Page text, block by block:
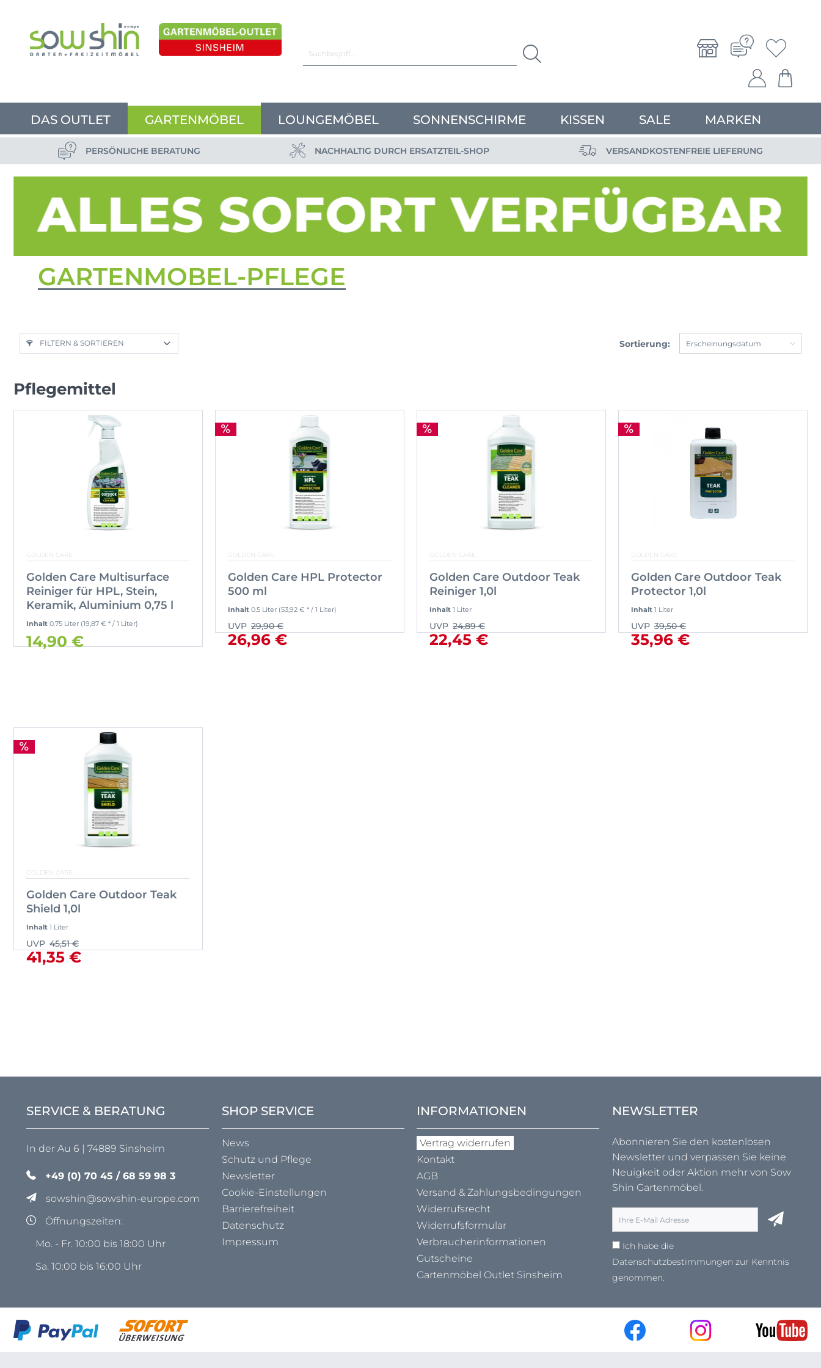
DAS OUTLET GARTENMÖBEL LOUNGEMÖBEL SONNENSCHIRME KISSEN SALE MARKEN
PERSÖNLICHE BERATUNG NACHHALTIG DURCH ERSATZTEIL-SHOP VERSANDKOSTENFREIE LIEFERUNG
GARTENMÖBEL-PFLEGE
FILTERN & SORTIEREN Sortierung:
Pflegemittel
GOLDEN CARE
Golden Care Multisurface
Reiniger für HPL, Stein,
Keramik, Aluminium 0,75 l
Inhalt 0.75 Liter (19,87 € * / 1 Liter)
14,90 €
GOLDEN CARE
Golden Care HPL Protector
500 ml
Inhalt 0.5 Liter (53,92 € * / 1 Liter)
UVP 29,90 €
26,96 €
GOLDEN CARE
Golden Care Outdoor Teak
Reiniger 1,0l
Inhalt 1 Liter
UVP 24,89 €
22,45 €
GOLDEN CARE
Golden Care Outdoor Teak
Protector 1,0l
Inhalt 1 Liter
UVP 39,50 €
35,96 €
GOLDEN CARE
Golden Care Outdoor Teak
Shield 1,0l
Inhalt 1 Liter
UVP 45,51 €
41,35 €
SERVICE & BERATUNG
In der Au 6 | 74889 Sinsheim
+49 (0) 70 45 / 68 59 98 3
sowshin@sowshin-europe.com
Öffnungszeiten:
Mo. - Fr. 10:00 bis 18:00 Uhr
Sa. 10:00 bis 16:00 Uhr
SHOP SERVICE
News
Schutz und Pflege
Newsletter
Cookie-Einstellungen
Barrierefreiheit
Datenschutz
Impressum
INFORMATIONEN
Vertrag widerrufen
Kontakt
AGB
Versand & Zahlungs­bedingungen
Widerrufsrecht
Widerrufsformular
Verbraucher­informationen
Gutscheine
Gartenmöbel Outlet Sinsheim
NEWSLETTER
Abonnieren Sie den kostenlosen
Newsletter und verpassen Sie keine
Neuigkeit oder Aktion mehr von Sow
Shin Gartenmöbel.
Ich habe die
Datenschutzbestimmungen zur Kenntnis
genommen.